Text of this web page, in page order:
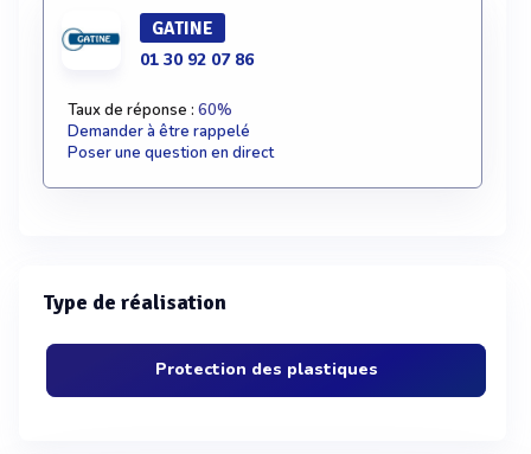
GATINE
01 30 92 07 86
Taux de réponse : 60%
Demander à être rappelé
Poser une question en direct
Type de réalisation
Protection des plastiques